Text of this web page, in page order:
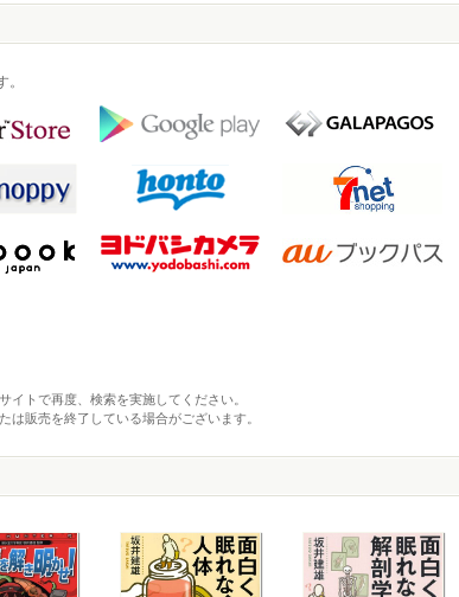
トで再度、検索を実施してください。
販売を終了している場合がございます。